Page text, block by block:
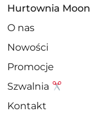
Hurtownia Moon
O nas
Nowości
Promocje
Szwalnia
Kontakt